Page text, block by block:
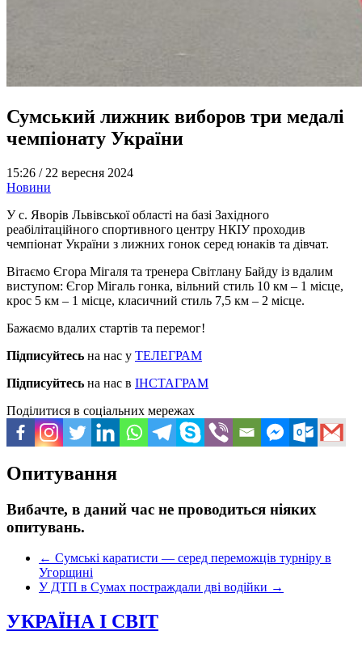
Сумський лижник виборов три медалі
чемпіонату України
15:26 / 22 вересня 2024
Новини
У с. Яворів Львівської області на базі Західного
реабілітаційного спортивного центру НКІУ проходив
чемпіонат України з лижних гонок серед юнаків та дівчат.
Вітаємо Єгора Мігаля та тренера Світлану Байду із вдалим
виступом: Єгор Мігаль гонка, вільний стиль 10 км – 1 місце,
крос 5 км – 1 місце, класичний стиль 7,5 км – 2 місце.
Бажаємо вдалих стартів та перемог!
Підписуйтесь на нас у ТЕЛЕГРАМ
Підписуйтесь на нас в ІНСТАГРАМ
Поділитися в соціальних мережах
Опитування
Вибачте, в даний час не проводиться ніяких
опитувань.
← Сумські каратисти — серед переможців турніру в
Угорщині
У ДТП в Сумах постраждали дві водійки →
УКРАЇНА І СВІТ